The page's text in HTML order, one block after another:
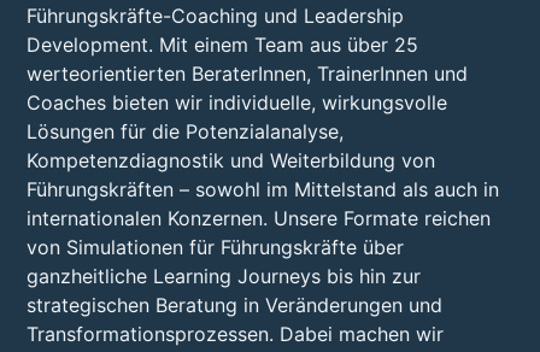
Führungskräfte-Coaching und Leadership
Development. Mit einem Team aus über 25
werteorientierten BeraterInnen, TrainerInnen und
Coaches bieten wir individuelle, wirkungsvolle
Lösungen für die Potenzialanalyse,
Kompetenzdiagnostik und Weiterbildung von
Führungskräften – sowohl im Mittelstand als auch in
internationalen Konzernen. Unsere Formate reichen
von Simulationen für Führungskräfte über
ganzheitliche Learning Journeys bis hin zur
strategischen Beratung in Veränderungen und
Transformationsprozessen. Dabei machen wir